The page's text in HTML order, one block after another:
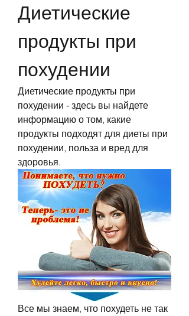
Диетические
продукты при
похудении
Диетические продукты при
похудении - здесь вы найдете
информацию о том, какие
продукты подходят для диеты при
похудении, польза и вред для
здоровья.
Все мы знаем, что похудеть не так